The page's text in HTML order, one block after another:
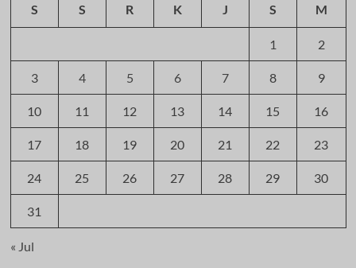
S S R K J S M
1 2
3 4 5 6 7 8 9
10 11 12 13 14 15 16
17 18 19 20 21 22 23
24 25 26 27 28 29 30
31
« Jul